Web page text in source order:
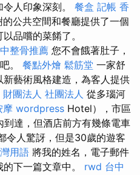
人印象深刻。 餐盒 記帳 香
公共空間和餐廳提供了一個
品嚐的菜餚了。
整骨推薦 您不會餓著肚子，
。 餐點外燴 鬆筋堂 一家舒
藝術風格建造，為客人提供
財團法人 社團法人 從多瑙河
摩 wordpress Hotel），市區
達，但酒店前方有幾條電車
令人驚訝，但是30歲的遊客
用語 將我的姓名，電子郵件
下一篇文章中。 rwd 台中